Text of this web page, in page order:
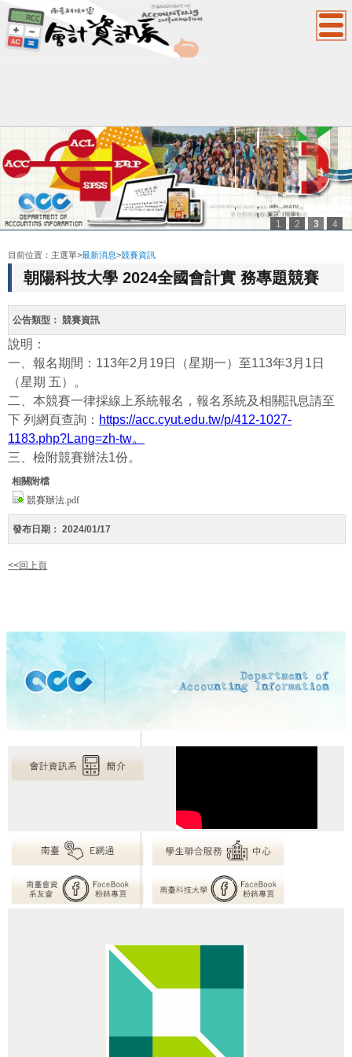
1 2 3
4
目前位置： 主選單>最新消息>競賽資訊
朝陽科技大學 2024全國會計實 務專題競賽
公告類型： 競賽資訊
說明：
一、報名期間：113年2月19日（星期一）至113年3月1日
（星期 五）。
二、本競賽一律採線上系統報名，報名系統及相關訊息請至
下 列網頁查詢： https://acc.cyut.edu.tw/p/412-1027-
1183.php?Lang=zh-tw。
三、檢附競賽辦法1份。
相關附檔
競賽辦法.pdf
發布日期： 2024/01/17
<<回上頁